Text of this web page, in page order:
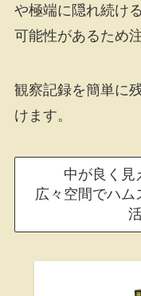
や極端に隠れ続け
可能性があるため
観察記録を簡単に
けます。
中が良く見
広々空間でハム